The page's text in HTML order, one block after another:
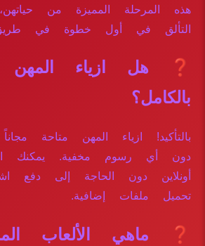
هذه المرحلة المميزة من
التألق في أول خطوة في طريق
❓ هل ازياء المهن
بالكامل؟
بالتأكيد! ازياء المهن متاحة
دون أي رسوم مخفية. يمكنك
أونلاين دون الحاجة إلى دفع
تحميل ملفات إضافية.
❓ ماهي الألعاب